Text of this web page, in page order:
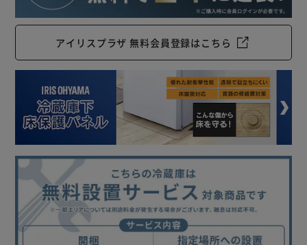
アイリスプラザ 無料会員登録はこちら